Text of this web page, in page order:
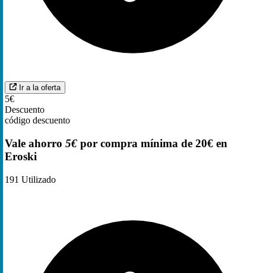
Ir a la oferta
5€
Descuento
código descuento
Vale ahorro 5€ por compra mínima de 20€ en
Eroski
191 Utilizado